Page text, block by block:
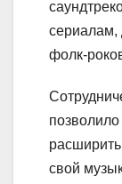
сериалам,
фолк-
свой